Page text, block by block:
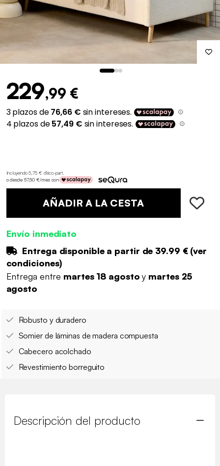
229,99 €
Incluyendo 5,75 € d'éco-part.
o desde 57,50 €/mes con
AÑADIR A LA CESTA
Envío inmediato
Entrega disponible a partir de 39.99 €(ver
condiciones)
Entrega entre martes 18 agostoy martes 25
agosto
Robusto y duradero
Somier de láminas de madera compuesta
Cabecero acolchado
Revestimiento borreguito
Descripción del producto